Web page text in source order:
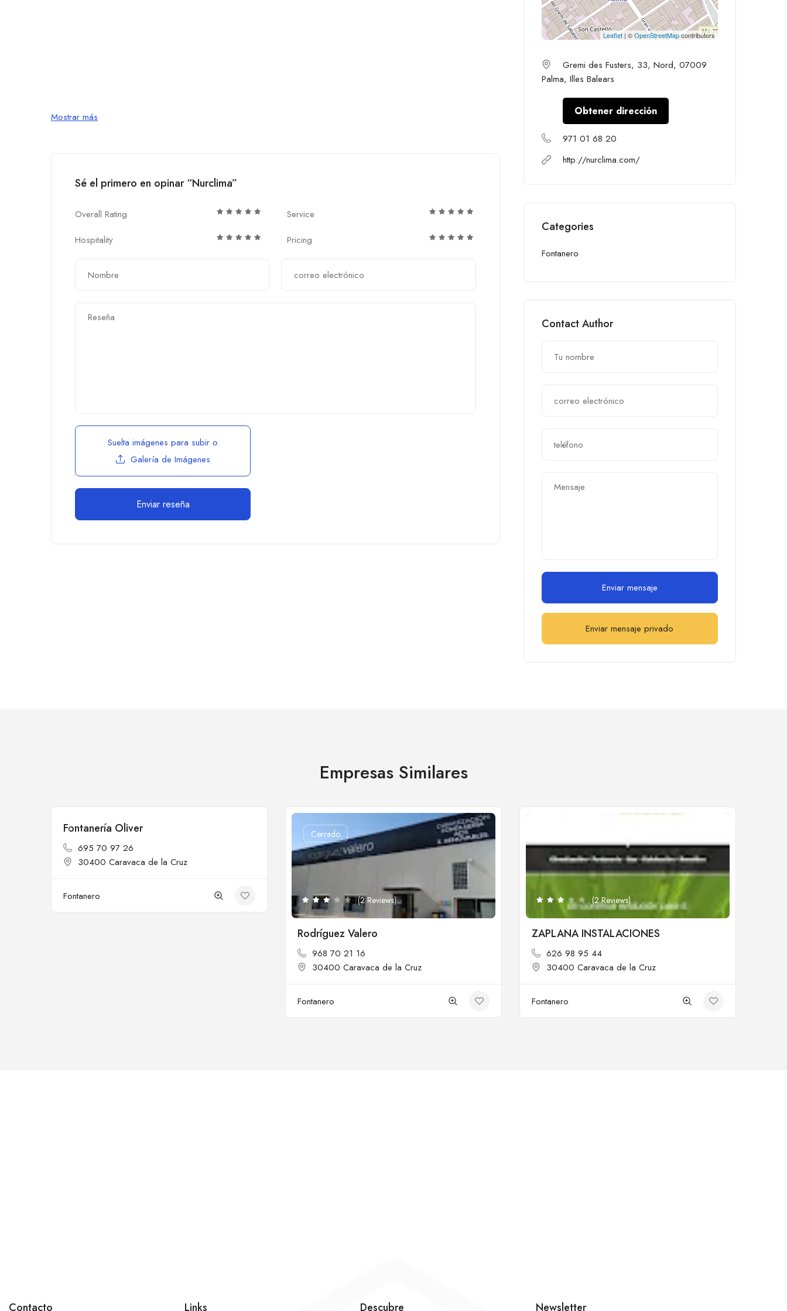
Mostrar más
Sé el primero en opinar “Nurclima”
Overall Rating
Service
Hospitality
Pricing
Suelta imágenes para subir o
Galería de Imágenes
Leaflet| ©OpenStreetMapcontributors
Gremi des Fusters, 33, Nord, 07009
Palma, Illes Balears
Obtener dirección
971 01 68 20
http://nurclima.com/
Categories
Fontanero
Contact Author
Enviar mensaje
Enviar mensaje privado
Empresas Similares
Cerrado
Fontanería Oliver
695 70 97 26
30400 Caravaca de la Cruz
Fontanero
Cerrado
(2 Reviews)
Rodríguez Valero
968 70 21 16
30400 Caravaca de la Cruz
Fontanero
(2 Reviews)
ZAPLANA INSTALACIONES
626 98 95 44
30400 Caravaca de la Cruz
Fontanero
Contacto Links Descubre Newsletter